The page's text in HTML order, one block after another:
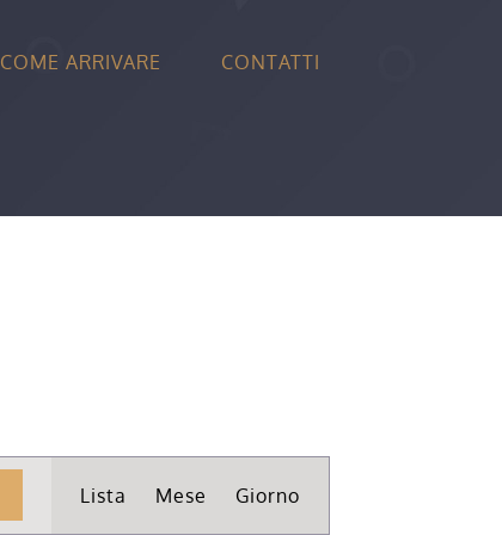
COME ARRIVARE CONTATTI
Viste
Lista Mese Giorno